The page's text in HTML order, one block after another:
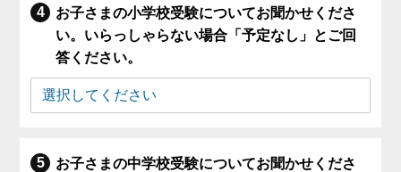
お子さまの小学校受験についてお聞かせくださ
い。いらっしゃらない場合「予定なし」とご回
答ください。
お子さまの中学校受験についてお聞かせくださ